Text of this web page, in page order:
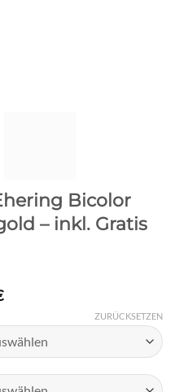
Bicolor
– inkl. Gratis
Preisspanne:
bis
1.087,00 €
ZURÜCKSETZEN